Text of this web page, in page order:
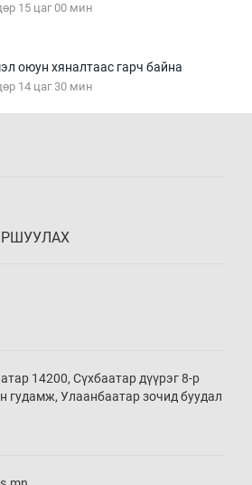
15 цаг 00 мин
оюун хяналтаас гарч байна
14 цаг 30 мин
14 цаг 00 мин
13 цаг 30 мин
14200, Сүхбаатар дүүрэг 8-р
гудамж, Улаанбаатар зочид буудал